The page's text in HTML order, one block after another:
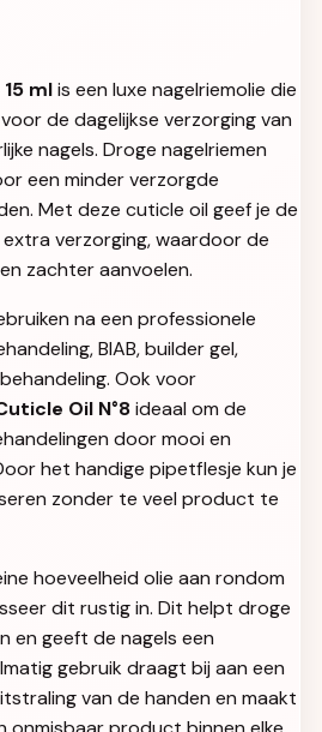
mlis een luxe nagelriemolie die
de dagelijkse verzorging van
nagels. Droge nagelriemen
een minder verzorgde
Met deze cuticle oil geef je de
verzorging, waardoor de
zachter aanvoelen.
na een professionele
BIAB, builder gel,
Ook voor
Oil N°8ideaal om de
door mooi en
het handige pipetflesje kun je
zonder te veel product te
hoeveelheid olie aan rondom
dit rustig in. Dit helpt droge
en geeft de nagels een
gebruik draagt bij aan een
van de handen en maakt